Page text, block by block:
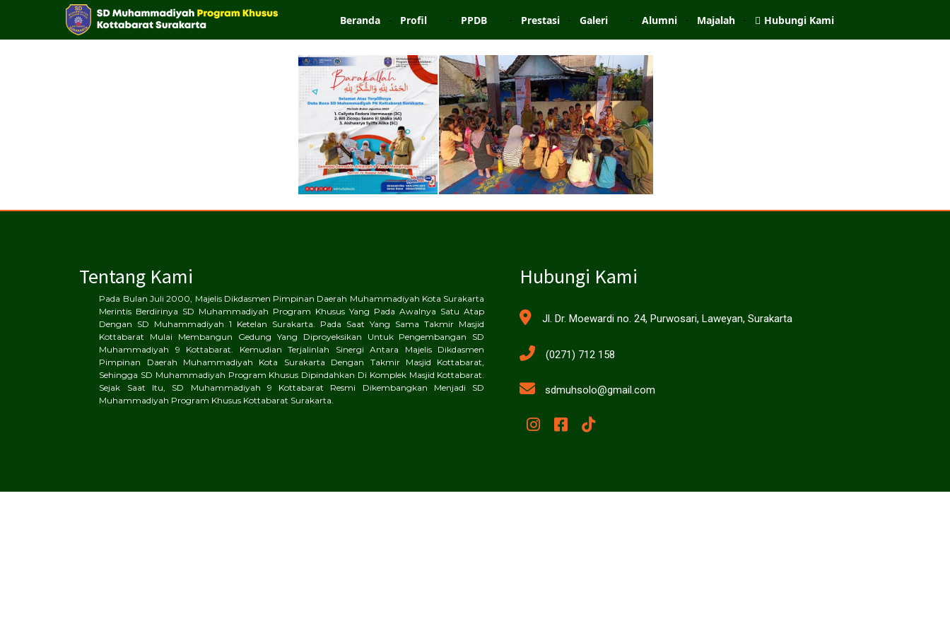
Beranda Profil PPDB Prestasi Galeri Alumni Majalah Hubungi Kami
Tentang Kami
Pada Bulan Juli 2000, Majelis Dikdasmen Pimpinan Daerah Muhammadiyah Kota Surakarta
Merintis Berdirinya SD Muhammadiyah Program Khusus Yang Pada Awalnya Satu Atap
Dengan SD Muhammadiyah 1 Ketelan Surakarta. Pada Saat Yang Sama Takmir Masjid
Kottabarat Mulai Membangun Gedung Yang Diproyeksikan Untuk Pengembangan SD
Muhammadiyah 9 Kottabarat. Kemudian Terjalinlah Sinergi Antara Majelis Dikdasmen
Pimpinan Daerah Muhammadiyah Kota Surakarta Dengan Takmir Masjid Kottabarat,
Sehingga SD Muhammadiyah Program Khusus Dipindahkan Di Komplek Masjid Kottabarat.
Sejak Saat Itu, SD Muhammadiyah 9 Kottabarat Resmi Dikembangkan Menjadi SD
Muhammadiyah Program Khusus Kottabarat Surakarta.
Hubungi Kami
Jl. Dr. Moewardi no. 24, Purwosari, Laweyan, Surakarta
(0271) 712 158
sdmuhsolo@gmail.com